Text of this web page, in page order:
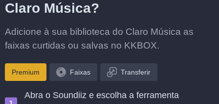
Claro Música?
Adicione à sua biblioteca do Claro Música as
faixas curtidas ou salvas no KKBOX.
Premium Faixas Transferir
Abra o Soundiiz e escolha a ferramenta